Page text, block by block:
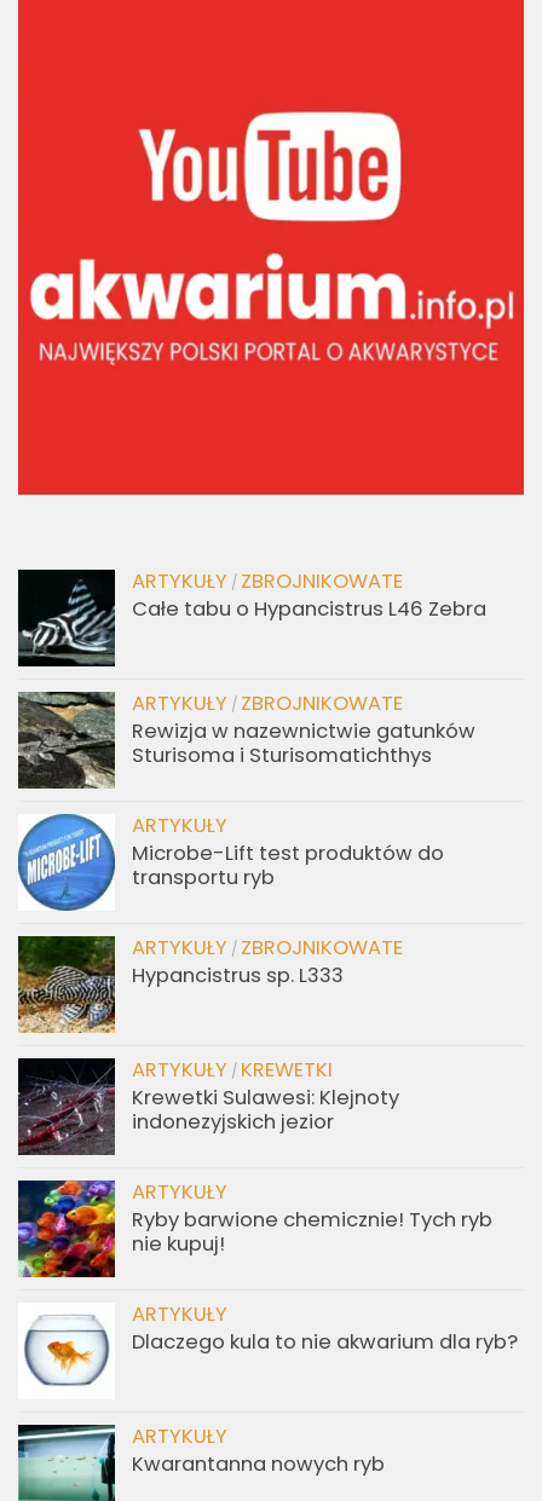
ARTYKUŁY / ZBROJNIKOWATE
Całe tabu o Hypancistrus L46 Zebra
ARTYKUŁY / ZBROJNIKOWATE
Rewizja w nazewnictwie gatunków
Sturisoma i Sturisomatichthys
ARTYKUŁY
Microbe-Lift test produktów do
transportu ryb
ARTYKUŁY / ZBROJNIKOWATE
Hypancistrus sp. L333
ARTYKUŁY / KREWETKI
Krewetki Sulawesi: Klejnoty
indonezyjskich jezior
ARTYKUŁY
Ryby barwione chemicznie! Tych ryb
nie kupuj!
ARTYKUŁY
Dlaczego kula to nie akwarium dla ryb?
ARTYKUŁY
Kwarantanna nowych ryb